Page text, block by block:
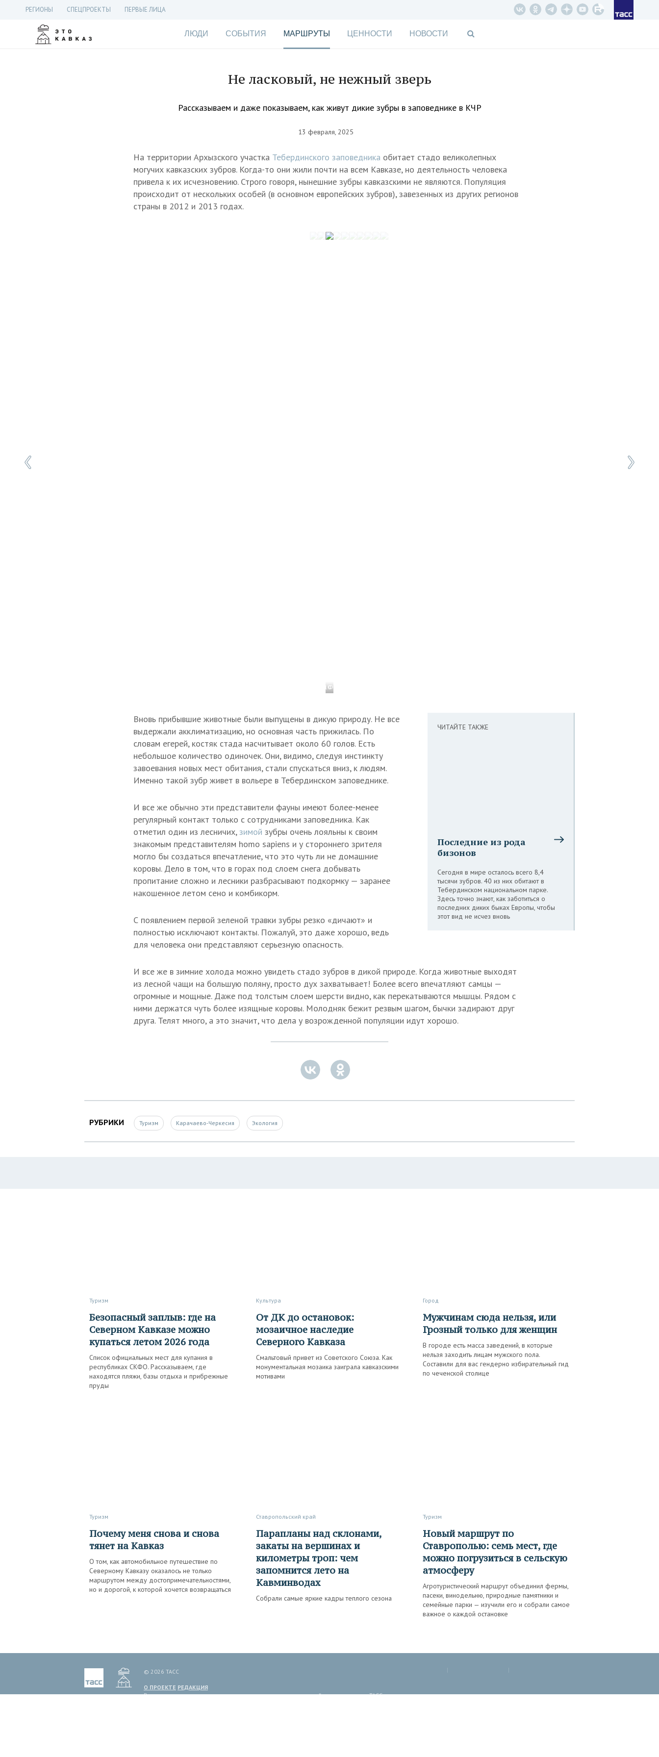
РЕГИОНЫ СПЕЦПРОЕКТЫ ПЕРВЫЕ ЛИЦА
ЛЮДИ СОБЫТИЯ МАРШРУТЫ ЦЕННОСТИ НОВОСТИ
Не ласковый, не нежный зверь
Рассказываем и даже показываем, как живут дикие зубры в заповеднике в КЧР
13 февраля, 2025
На территории Архызского участка Тебердинского заповедника обитает стадо великолепных
могучих кавказских зубров. Когда-то они жили почти на всем Кавказе, но деятельность человека
привела к их исчезновению. Строго говоря, нынешние зубры кавказскими не являются. Популяция
происходит от нескольких особей (в основном европейских зубров), завезенных из других регионов
страны в 2012 и 2013 годах.
Фото: Арсен Алабердов/ТАСС
1 / 10
ЧИТАЙТЕ ТАКЖЕ
Последние из рода
бизонов
Сегодня в мире осталось всего 8,4
тысячи зубров. 40 из них обитают в
Тебердинском национальном парке.
Здесь точно знают, как заботиться о
последних диких быках Европы, чтобы
этот вид не исчез вновь
Вновь прибывшие животные были выпущены в дикую природу. Не все
выдержали акклиматизацию, но основная часть прижилась. По
словам егерей, костяк стада насчитывает около 60 голов. Есть
небольшое количество одиночек. Они, видимо, следуя инстинкту
завоевания новых мест обитания, стали спускаться вниз, к людям.
Именно такой зубр живет в вольере в Тебердинском заповеднике.
И все же обычно эти представители фауны имеют более-менее
регулярный контакт только с сотрудниками заповедника. Как
отметил один из лесничих,зимой зубры очень лояльны к своим
знакомым представителям homo sapiens и у стороннего зрителя
могло бы создаться впечатление, что это чуть ли не домашние
коровы. Дело в том, что в горах под слоем снега добывать
пропитание сложно и лесники разбрасывают подкормку — заранее
накошенное летом сено и комбикорм.
С появлением первой зеленой травки зубры резко «дичают» и
полностью исключают контакты. Пожалуй, это даже хорошо, ведь
для человека они представляют серьезную опасность.
И все же в зимние холода можно увидеть стадо зубров в дикой природе. Когда животные выходят
из лесной чащи на большую поляну, просто дух захватывает! Более всего впечатляют самцы —
огромные и мощные. Даже под толстым слоем шерсти видно, как перекатываются мышцы. Рядом с
ними держатся чуть более изящные коровы. Молодняк бежит резвым шагом, бычки задирают друг
друга. Телят много, а это значит, что дела у возрожденной популяции идут хорошо.
РУБРИКИ Туризм Карачаево-Черкесия Экология
Туризм
Безопасный заплыв: где на
Северном Кавказе можно
купаться летом 2026 года
Список официальных мест для купания в
республиках СКФО. Рассказываем, где
находятся пляжи, базы отдыха и прибрежные
пруды
Культура
От ДК до остановок:
мозаичное наследие
Северного Кавказа
Смальтовый привет из Советского Союза. Как
монументальная мозаика заиграла кавказскими
мотивами
Город
Мужчинам сюда нельзя, или
Грозный только для женщин
В городе есть масса заведений, в которые
нельзя заходить лицам мужского пола.
Составили для вас гендерно избирательный гид
по чеченской столице
Туризм
Почему меня снова и снова
тянет на Кавказ
О том, как автомобильное путешествие по
Северному Кавказу оказалось не только
маршрутом между достопримечательностями,
но и дорогой, к которой хочется возвращаться
Ставропольский край
Парапланы над склонами,
закаты на вершинах и
километры троп: чем
запомнится лето на
Кавминводах
Собрали самые яркие кадры теплого сезона
Туризм
Новый маршрут по
Ставрополью: семь мест, где
можно погрузиться в сельскую
атмосферу
Агротуристический маршрут объединил фермы,
пасеки, винодельню, природные памятники и
семейные парки — изучили его и собрали самое
важное о каждой остановке
© 2026 ТАСС
О ПРОЕКТЕ РЕДАКЦИЯ
Все права на материалы и произведения, размещенные на сайте, принадлежат ТАСС, если не указано